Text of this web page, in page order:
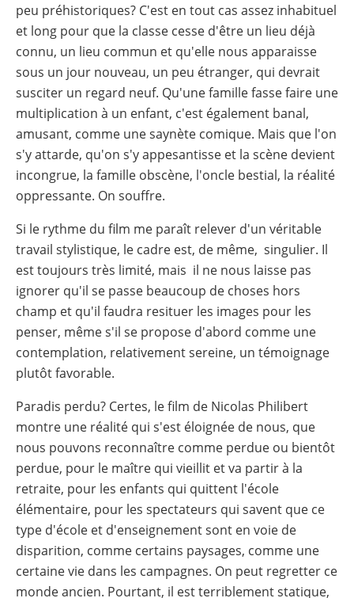
peu préhistoriques? C'est en tout cas assez inhabituel
et long pour que la classe cesse d'être un lieu déjà
connu, un lieu commun et qu'elle nous apparaisse
sous un jour nouveau, un peu étranger, qui devrait
susciter un regard neuf. Qu'une famille fasse faire une
multiplication à un enfant, c'est également banal,
amusant, comme une saynète comique. Mais que l'on
s'y attarde, qu'on s'y appesantisse et la scène devient
incongrue, la famille obscène, l'oncle bestial, la réalité
oppressante. On souffre.
Si le rythme du film me paraît relever d'un véritable
travail stylistique, le cadre est, de même, singulier. Il
est toujours très limité, mais il ne nous laisse pas
ignorer qu'il se passe beaucoup de choses hors
champ et qu'il faudra resituer les images pour les
penser, même s'il se propose d'abord comme une
contemplation, relativement sereine, un témoignage
plutôt favorable.
Paradis perdu? Certes, le film de Nicolas Philibert
montre une réalité qui s'est éloignée de nous, que
nous pouvons reconnaître comme perdue ou bientôt
perdue, pour le maître qui vieillit et va partir à la
retraite, pour les enfants qui quittent l'école
élémentaire, pour les spectateurs qui savent que ce
type d'école et d'enseignement sont en voie de
disparition, comme certains paysages, comme une
certaine vie dans les campagnes. On peut regretter ce
monde ancien. Pourtant, il est terriblement statique,